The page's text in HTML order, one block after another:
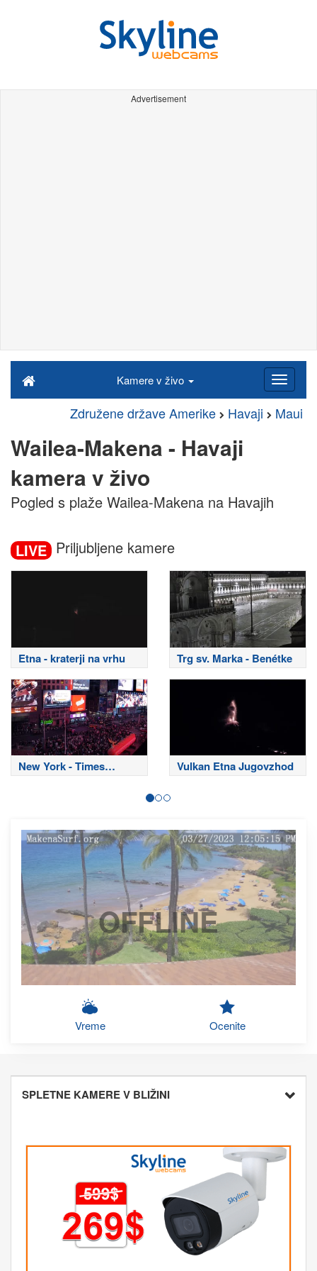
Advertisement
Kamere v živo
Združene države Amerike Havaji Maui
Wailea-Makena - Havaji
kamera v živo
Pogled s plaže Wailea-Makena na Havajih
LIVE Priljubljene kamere
Etna - kraterji na vrhu Trg sv. Marka - Benétke
New York - Times
Square
Vulkan Etna Jugovzhod
OFFLINE
Vreme Ocenite
SPLETNE KAMERE V BLIŽINI